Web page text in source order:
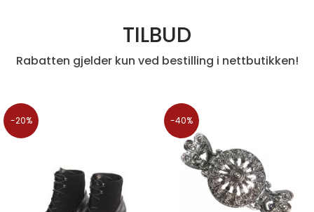
TILBUD
Rabatten gjelder kun ved bestilling i nettbutikken!
-20% -40%